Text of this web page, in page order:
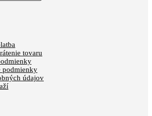
tovaru
podmienky
údajov